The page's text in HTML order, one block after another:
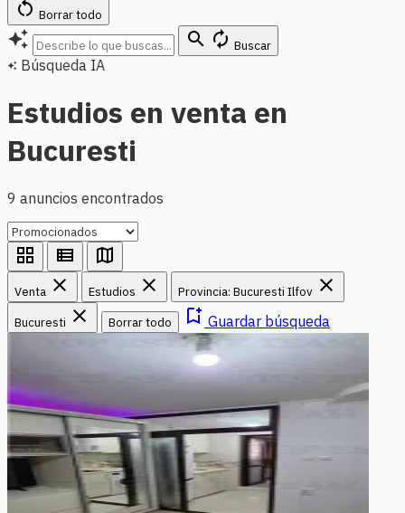
restart_alt Borrar todo
auto_awesome search autorenew Buscar
auto_awesome Búsqueda IA
Estudios en venta en
Bucuresti
9 anuncios encontrados
grid_view view_list map
Venta close Estudios close Provincia: Bucuresti Ilfov close
Bucuresti close Borrar todo bookmark_add Guardar búsqueda